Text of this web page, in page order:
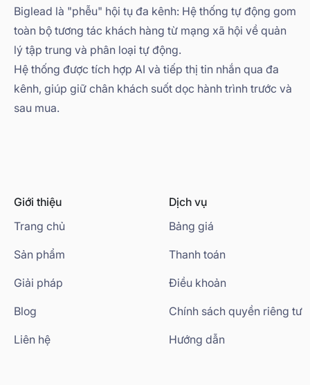
Biglead là "phễu" hội tụ đa kênh: Hệ thống tự động gom
toàn bộ tương tác khách hàng từ mạng xã hội về quản
lý tập trung và phân loại tự động.
Hệ thống được tích hợp AI và tiếp thị tin nhắn qua đa
kênh, giúp giữ chân khách suốt dọc hành trình trước và
sau mua.
Giới thiệu
Trang chủ
Sản phẩm
Giải pháp
Blog
Liên hệ
Dịch vụ
Bảng giá
Thanh toán
Điều khoản
Chính sách quyền riêng tư
Hướng dẫn